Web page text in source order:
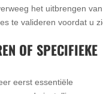
het uitbrengen
te valideren voordat u
OF SPECIFIEKE
eerst essentiële